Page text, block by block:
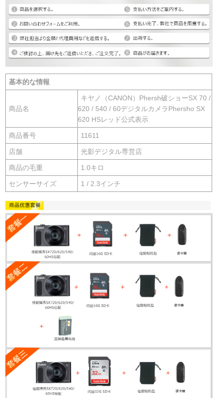
基本的な情報
商品名
キヤノ（CANON）Phersh破ショーSX 70 /
620 / 540 / 60デジタルカメラPhersho SX
620 HSレッド公式表示
商品番号 11611
店舗 光影デジタル専営店
商品の毛重 1.0キロ
センサーサイズ 1 / 2.3インチ